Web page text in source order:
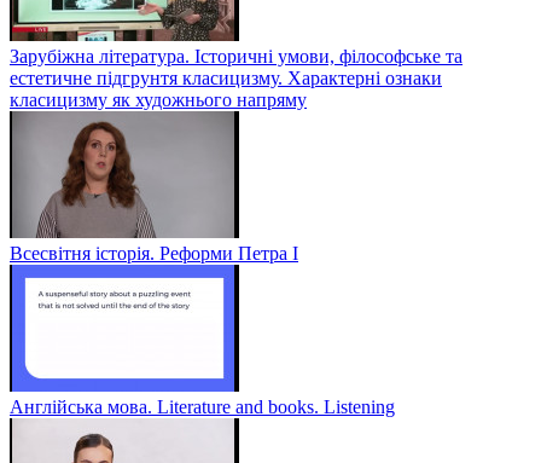
Зарубіжна література. Історичні умови, філософське та
естетичне підгрунтя класицизму. Характерні ознаки
класицизму як художнього напряму
Всесвітня історія. Реформи Петра І
Англійська мова. Literature and books. Listening